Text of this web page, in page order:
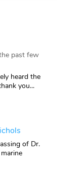
past few
heard the
you...
of Dr.